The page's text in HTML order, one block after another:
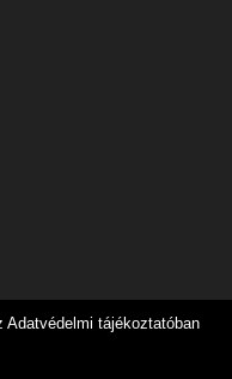
tájékoztatóban